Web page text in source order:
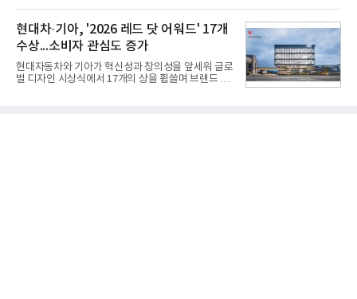
등으로 이전
기존 미사일체계를 대체할 중고도 및 중거리 대공미
사일을 개발하기로 결정했다.처음 KM-SAM 사업으로
불린 이 사업의 명칭은 호크(Iron Hawk, 철매)를 대체
한다는 의미에서 ‘철매Ⅱ’ 로 정해졌다. 철매Ⅱ 개발
사업은 미사일체계 완성 후인 2011년 ‘천궁(天弓)’으
로 다시 장비명이 바뀌었다. 17개 업체와 관련 기관이
참여한 가운데 LIG 넥스원은 탐색 개발에서 체계개발
현대차·기아, '2026 레드 닷 어워드' 17개
수상...소비자 관심도 증가
현대자동차와 기아가 혁신성과 창의성을 앞세워 글로
벌 디자인 시상식에서 17개의 상을 휩쓸며 브랜드 경